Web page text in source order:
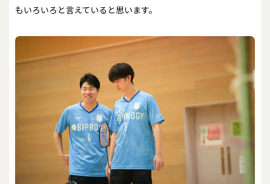
もいろいろと言えていると思います。